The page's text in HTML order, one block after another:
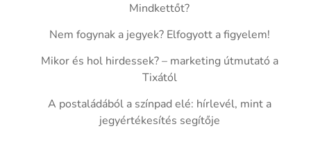
Mindkettőt?
Nem fogynak a jegyek? Elfogyott a figyelem!
Mikor és hol hirdessek? – marketing útmutató a
Tixától
A postaládából a színpad elé: hírlevél, mint a
jegyértékesítés segítője